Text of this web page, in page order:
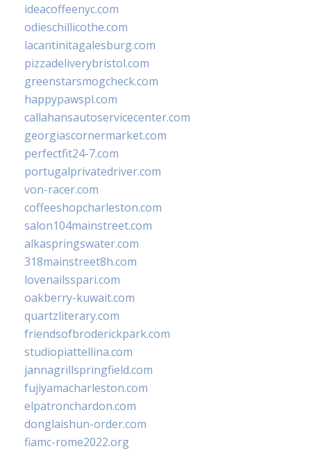
ideacoffeenyc.com
odieschillicothe.com
lacantinitagalesburg.com
pizzadeliverybristol.com
greenstarsmogcheck.com
happypawspl.com
callahansautoservicecenter.com
georgiascornermarket.com
perfectfit24-7.com
portugalprivatedriver.com
von-racer.com
coffeeshopcharleston.com
salon104mainstreet.com
alkaspringswater.com
318mainstreet8h.com
lovenailsspari.com
oakberry-kuwait.com
quartzliterary.com
friendsofbroderickpark.com
studiopiattellina.com
jannagrillspringfield.com
fujiyamacharleston.com
elpatronchardon.com
donglaishun-order.com
fiamc-rome2022.org